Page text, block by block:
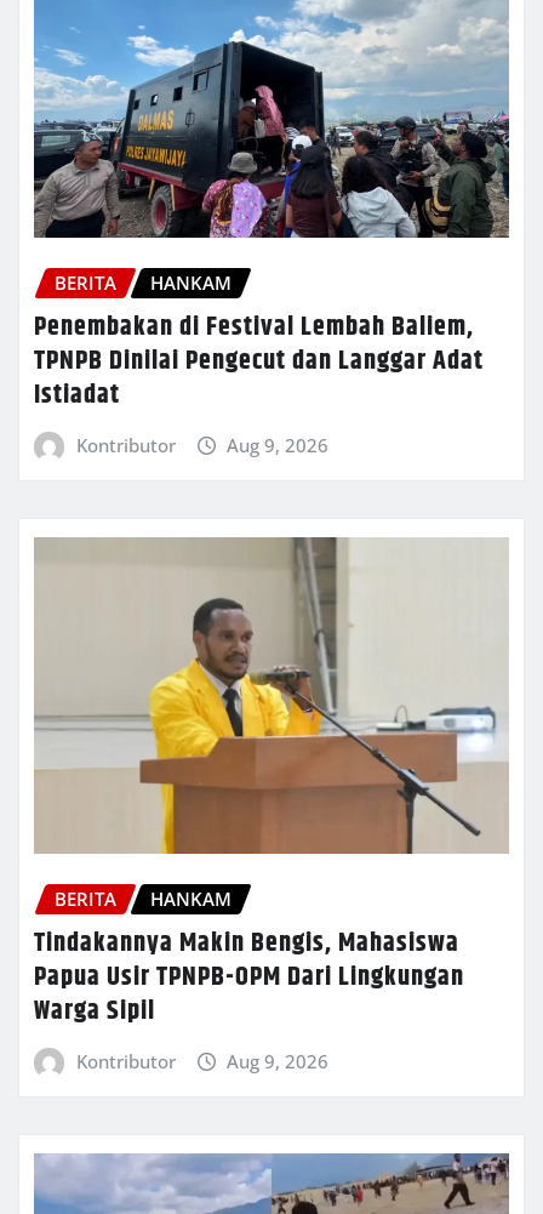
BERITA HANKAM
Penembakan di Festival Lembah Baliem,
TPNPB Dinilai Pengecut dan Langgar Adat
Istiadat
Kontributor Aug 9, 2026
BERITA HANKAM
Tindakannya Makin Bengis, Mahasiswa
Papua Usir TPNPB-OPM Dari Lingkungan
Warga Sipil
Kontributor Aug 9, 2026